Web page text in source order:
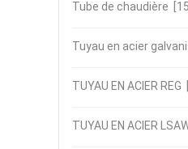
Tube de chaudière [15]
Tuyau en acier
TUYAU EN ACIER REG
TUYAU EN ACIER